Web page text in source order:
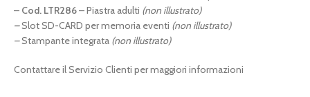
– Cod. LTR286– Piastra adulti (non illustrato)
–Slot SD-CARD per memoria eventi (non illustrato)
–Stampante integrata (non illustrato)
Contattare il Servizio Clienti per maggiori informazioni